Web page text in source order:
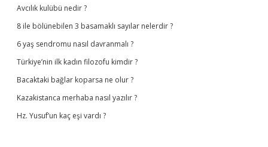
Avcılık kulübü nedir ?
8 ile bölünebilen 3 basamaklı sayılar nelerdir ?
6 yaş sendromu nasıl davranmalı ?
Türkiye’nin ilk kadın filozofu kimdir ?
Bacaktaki bağlar koparsa ne olur ?
Kazakistanca merhaba nasıl yazılır ?
Hz. Yusuf’un kaç eşi vardı ?